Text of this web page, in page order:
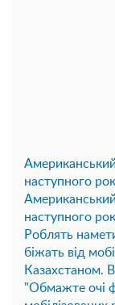
наступного
наступного
Роблять
біжать від
Казахстаном.
"Обмажте очі